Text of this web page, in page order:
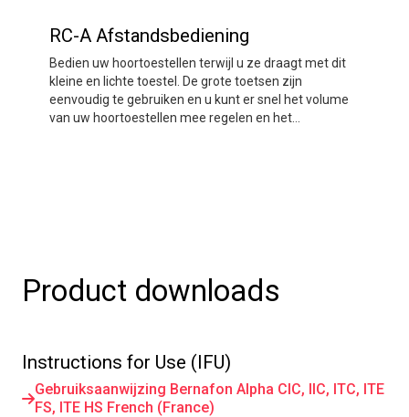
volume kunt aanpassen en inkomende gesprekken
kunt beantwoorden. SoundClip-A is nodig om
sommige telefoons en apparaten in staat te stellen
muziek en audio naar uw hoortoestellen te streamen.
RC-A Afstandsbediening
Bedien uw hoortoestellen terwijl u ze draagt met dit
kleine en lichte toestel. De grote toetsen zijn
eenvoudig te gebruiken en u kunt er snel het volume
van uw hoortoestellen mee regelen en het
Product downloads
Instructions for Use (IFU)
Gebruiksaanwijzing Bernafon Alpha CIC, IIC, ITC, ITE
FS, ITE HS French (France)